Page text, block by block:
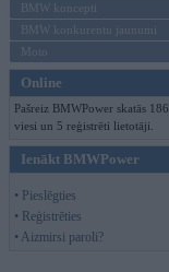
BMW koncepti
BMW konkurentu jaunumi
Moto
Online
Pašreiz BMWPower skatās 186
viesi un 5 reģistrēti lietotāji.
Ienākt BMWPower
• Pieslēgties
• Reģistrēties
• Aizmirsi paroli?